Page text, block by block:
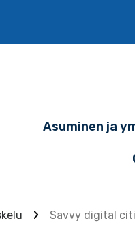
Asuminen ja
Savvy digital